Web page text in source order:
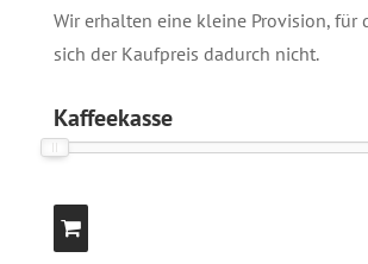
Wir erhalten eine kleine Provision, für
sich der Kaufpreis dadurch nicht.
Kaffeekasse